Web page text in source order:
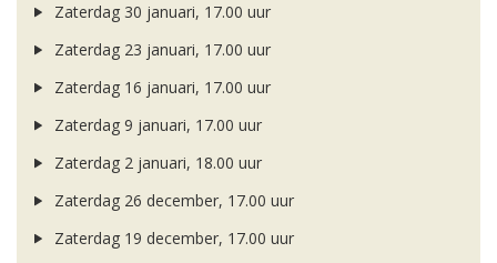
Zaterdag 30 januari, 17.00 uur
Zaterdag 23 januari, 17.00 uur
Zaterdag 16 januari, 17.00 uur
Zaterdag 9 januari, 17.00 uur
Zaterdag 2 januari, 18.00 uur
Zaterdag 26 december, 17.00 uur
Zaterdag 19 december, 17.00 uur